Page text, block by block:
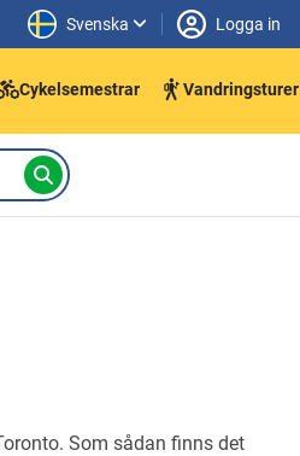
Svenska Logga in
Cykelsemestrar Vandringsturer
Som sådan finns det